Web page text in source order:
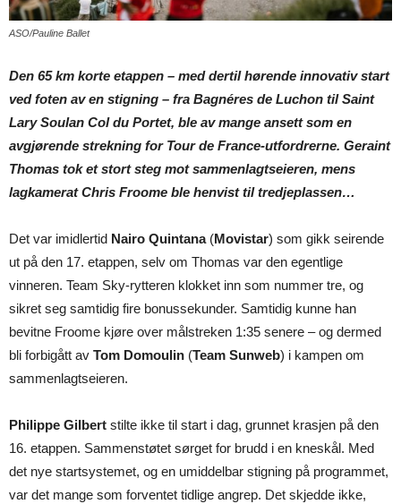
ASO/Pauline Ballet
Den 65 km korte etappen – med dertil hørende innovativ start
ved foten av en stigning – fra Bagnéres de Luchon til Saint
Lary Soulan Col du Portet, ble av mange ansett som en
avgjørende strekning for Tour de France-utfordrerne. Geraint
Thomas tok et stort steg mot sammenlagtseieren, mens
lagkamerat Chris Froome ble henvist til tredjeplassen…
Det var imidlertid Nairo Quintana(Movistar) som gikk seirende
ut på den 17. etappen, selv om Thomas var den egentlige
vinneren. Team Sky-rytteren klokket inn som nummer tre, og
sikret seg samtidig fire bonussekunder. Samtidig kunne han
bevitne Froome kjøre over målstreken 1:35 senere – og dermed
bli forbigått av Tom Domoulin (Team Sunweb) i kampen om
sammenlagtseieren.
Philippe Gilbert stilte ikke til start i dag, grunnet krasjen på den
16. etappen. Sammenstøtet sørget for brudd i en kneskål. Med
det nye startsystemet, og en umiddelbar stigning på programmet,
var det mange som forventet tidlige angrep. Det skjedde ikke,